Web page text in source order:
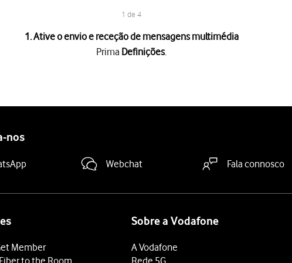
1 de 4
1. Ative o envio e receção de mensagens multimédia
Prima Definições.
nos
Webchat Fala connosco
Member
to the Room
Sobre a Vodafone
A Vodafone
Rede 5G